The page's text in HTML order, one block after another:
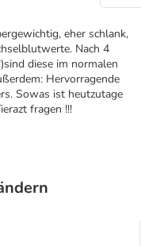
eher schlank,
Nach 4
diese im normalen
Hervorragende
Sowas ist heutzutage
fragen !!!